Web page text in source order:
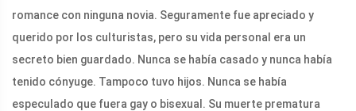
romance con ninguna novia. Seguramente fue apreciado y
querido por los culturistas, pero su vida personal era un
secreto bien guardado. Nunca se había casado y nunca había
tenido cónyuge. Tampoco tuvo hijos. Nunca se había
especulado que fuera gay o bisexual. Su muerte prematura